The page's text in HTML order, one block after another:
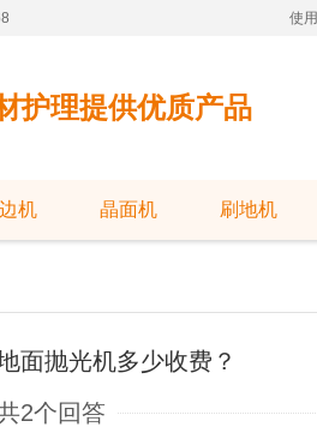
使
护理提供优质产品
机 晶面机 刷地机
面抛光机多少收费？
2个回答